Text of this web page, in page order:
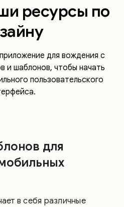
ресурсы по
для вождения с
и шаблонов, чтобы начать
пользовательского
для
в себя различные